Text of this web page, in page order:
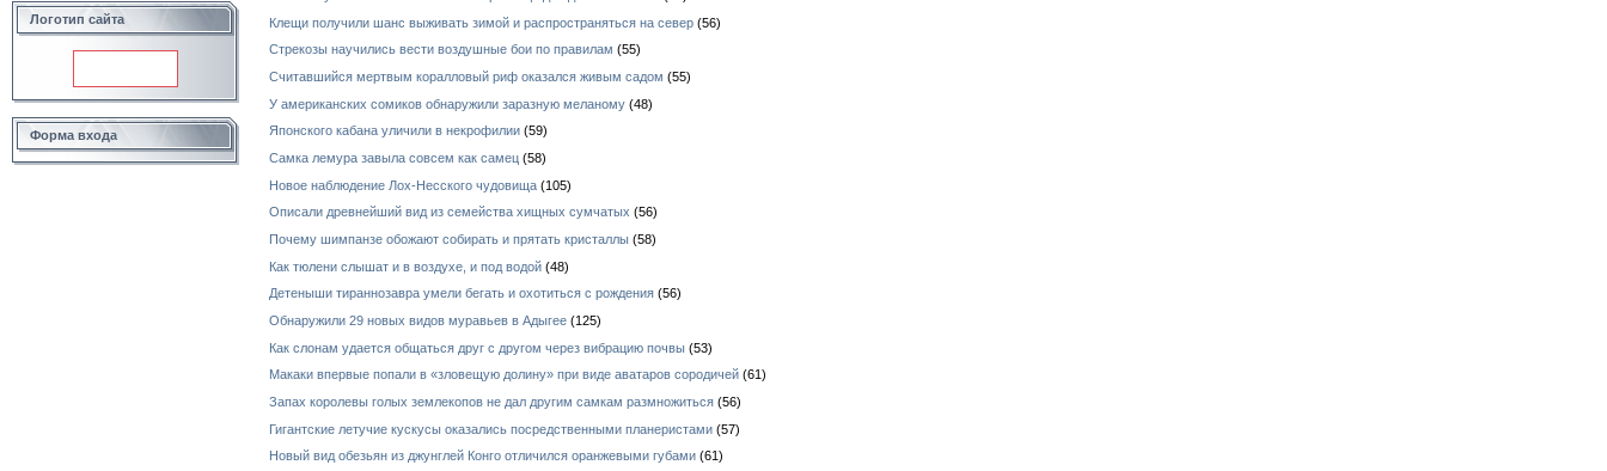
Логотип сайта
Форма входа
Клещи получили шанс выживать зимой и распространяться на север (56)
Стрекозы научились вести воздушные бои по правилам (55)
Считавшийся мертвым коралловый риф оказался живым садом (55)
У американских сомиков обнаружили заразную меланому (48)
Японского кабана уличили в некрофилии (59)
Самка лемура завыла совсем как самец (58)
Новое наблюдение Лох-Несского чудовища (105)
Описали древнейший вид из семейства хищных сумчатых (56)
Почему шимпанзе обожают собирать и прятать кристаллы (58)
Как тюлени слышат и в воздухе, и под водой (48)
Детеныши тираннозавра умели бегать и охотиться с рождения (56)
Обнаружили 29 новых видов муравьев в Адыгее (125)
Как слонам удается общаться друг с другом через вибрацию почвы (53)
Макаки впервые попали в «зловещую долину» при виде аватаров сородичей (61)
Запах королевы голых землекопов не дал другим самкам размножиться (56)
Гигантские летучие кускусы оказались посредственными планеристами (57)
Новый вид обезьян из джунглей Конго отличился оранжевыми губами (61)